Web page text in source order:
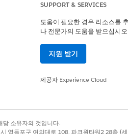
합니다.
Provider Referral Guided
련 혜택 지급이 표시됩니다.
보유하므로 사례담당자 또는 내부 사용
공자 조회를 지정해야 합니다. 헬스케
SUPPORT & SERVICES
도움이 필요한 경우 리소스를
나 전문가의 도움을 받으십시
지원 받기
제공자 Experience Cloud
소유자의 것입니다.
영등포구 여의대로 108, 파크원타워2 28층 (